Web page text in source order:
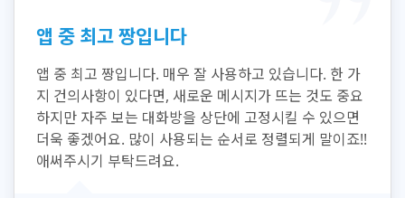
앱 중 최고 짱입니다
앱 중 최고 짱입니다. 매우 잘 사용하고 있습니다. 한 가
지 건의사항이 있다면, 새로운 메시지가 뜨는 것도 중요
하지만 자주 보는 대화방을 상단에 고정시킬 수 있으면
더욱 좋겠어요. 많이 사용되는 순서로 정렬되게 말이죠!!
애써주시기 부탁드려요.